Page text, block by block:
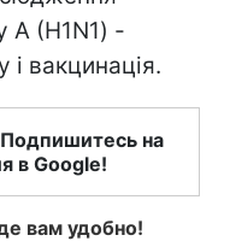
А (H1N1) -
вакцинація.
на
в Google!
вам удобно!